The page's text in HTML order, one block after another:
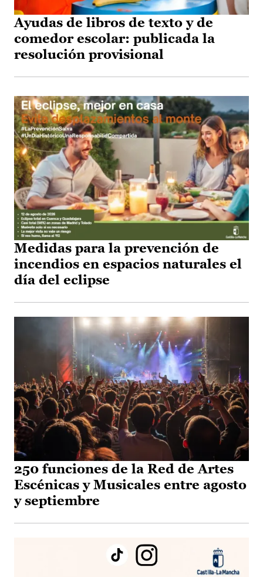
Ayudas de libros de texto y de
comedor escolar: publicada la
resolución provisional
Medidas para la prevención de
incendios en espacios naturales el
día del eclipse
250 funciones de la Red de Artes
Escénicas y Musicales entre agosto
y septiembre